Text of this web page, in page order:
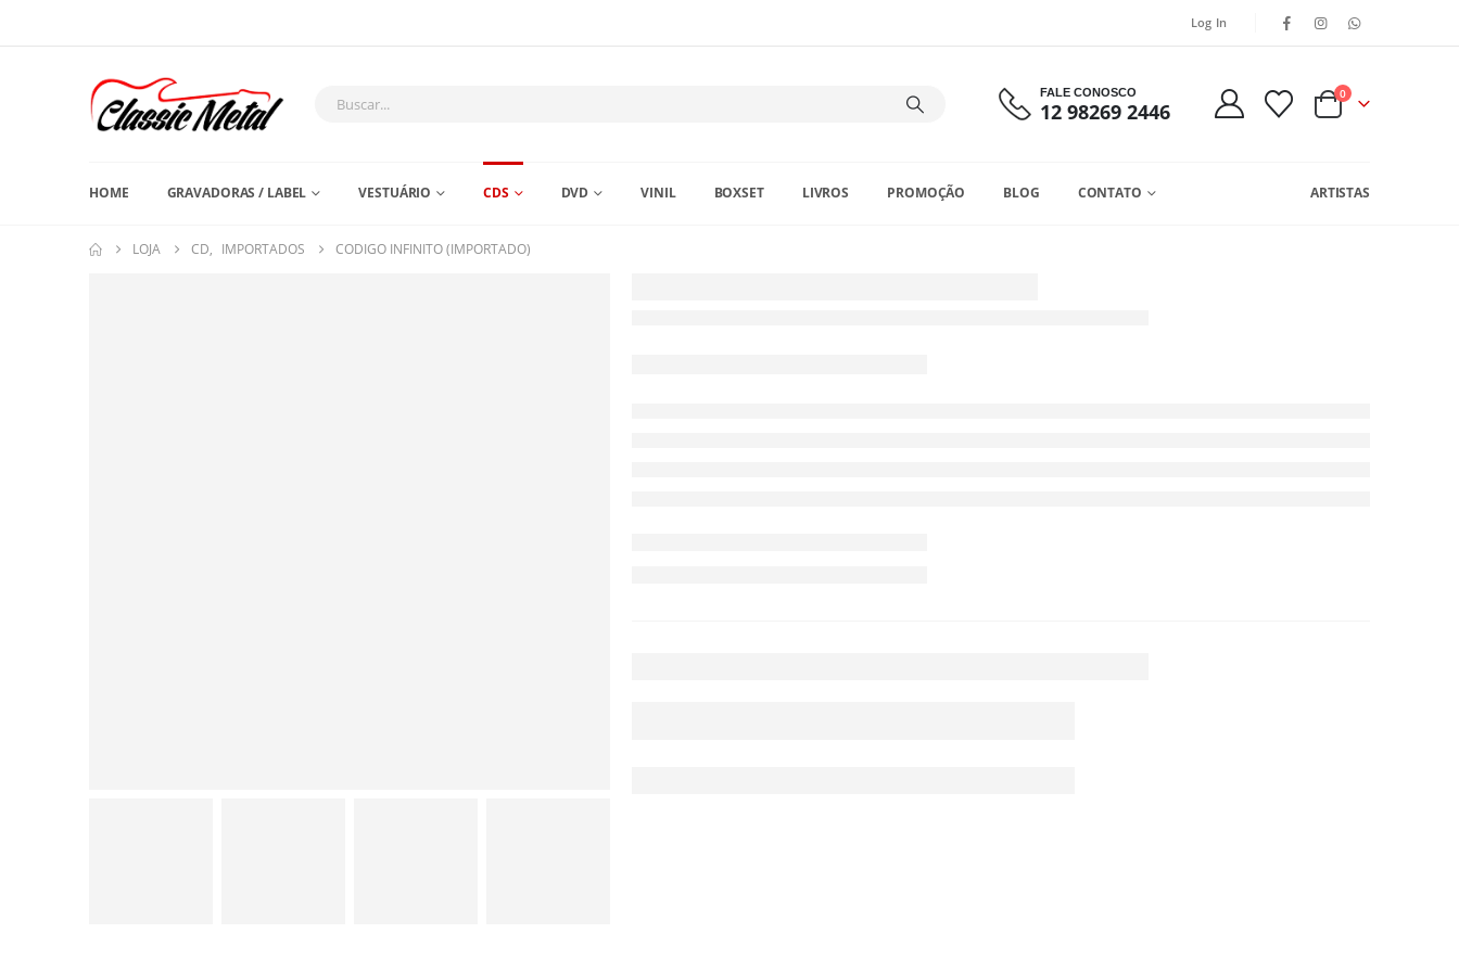
Log In
FALE CONOSCO
12 98269 2446
0
HOME GRAVADORAS / LABEL VESTUÁRIO CDS DVD VINIL BOXSET LIVROS PROMOÇÃO BLOG CONTATO ARTISTAS
LOJA CD, IMPORTADOS CODIGO INFINITO (IMPORTADO)